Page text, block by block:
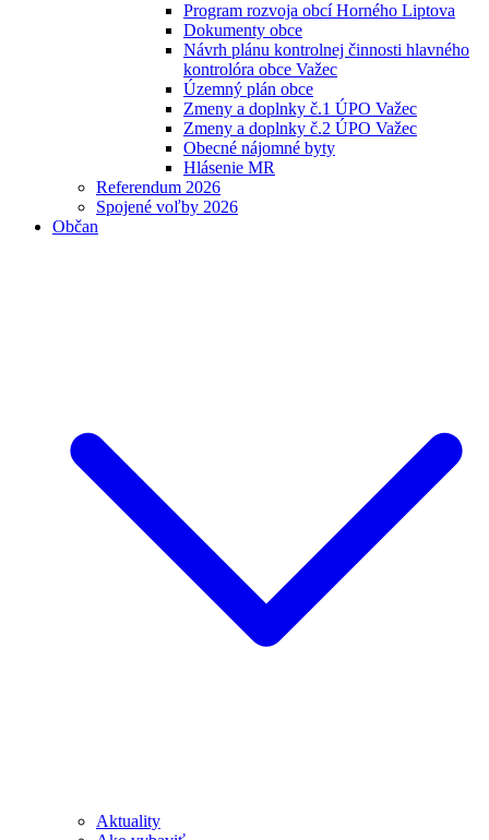
Program rozvoja obcí Horného Liptova
Dokumenty obce
Návrh plánu kontrolnej činnosti hlavného
kontrolóra obce Važec
Územný plán obce
Zmeny a doplnky č.1 ÚPO Važec
Zmeny a doplnky č.2 ÚPO Važec
Obecné nájomné byty
Hlásenie MR
Referendum 2026
Spojené voľby 2026
Občan
Aktuality